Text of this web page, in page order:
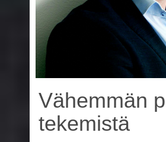
Vähemmän
tekemistä